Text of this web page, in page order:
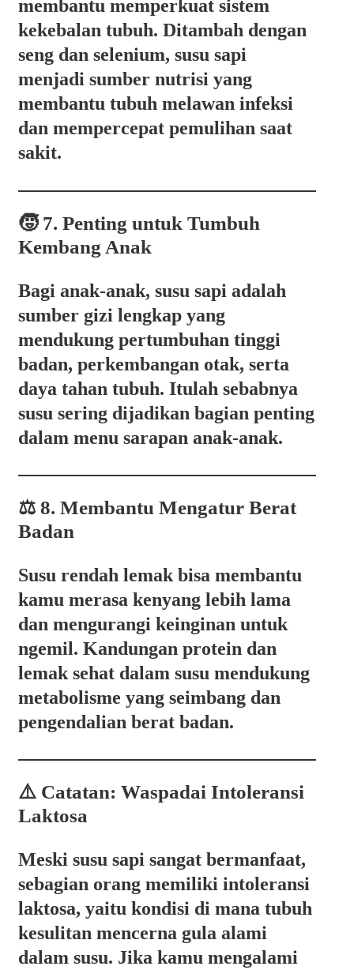
membantu memperkuat sistem
kekebalan tubuh. Ditambah dengan
seng dan selenium, susu sapi
menjadi sumber nutrisi yang
membantu tubuh melawan infeksi
dan mempercepat pemulihan saat
sakit.
🧒 7. Penting untuk Tumbuh
Kembang Anak
Bagi anak-anak, susu sapi adalah
sumber gizi lengkap yang
mendukung pertumbuhan tinggi
badan, perkembangan otak, serta
daya tahan tubuh. Itulah sebabnya
susu sering dijadikan bagian penting
dalam menu sarapan anak-anak.
⚖️ 8. Membantu Mengatur Berat
Badan
Susu rendah lemak bisa membantu
kamu merasa kenyang lebih lama
dan mengurangi keinginan untuk
ngemil. Kandungan protein dan
lemak sehat dalam susu mendukung
metabolisme yang seimbang dan
pengendalian berat badan.
⚠️ Catatan: Waspadai Intoleransi
Laktosa
Meski susu sapi sangat bermanfaat,
sebagian orang memiliki intoleransi
laktosa, yaitu kondisi di mana tubuh
kesulitan mencerna gula alami
dalam susu. Jika kamu mengalami